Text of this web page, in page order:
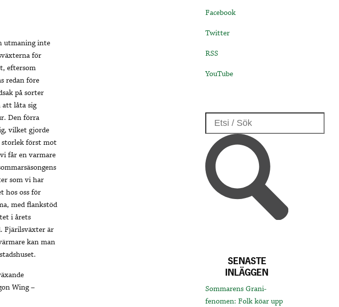
utmaning inte
för
eftersom
redan före
på sorter
att låta sig
Den förra
vilket gjorde
storlek först mot
får en varmare
som vi har
hos oss för
med flankstöd
i årets
Fjärilsväxter är
kan man
Wing –
Facebook
Twitter
RSS
YouTube
SENASTE
INLÄGGEN
Sommarens Grani-
fenomen: Folk köar upp